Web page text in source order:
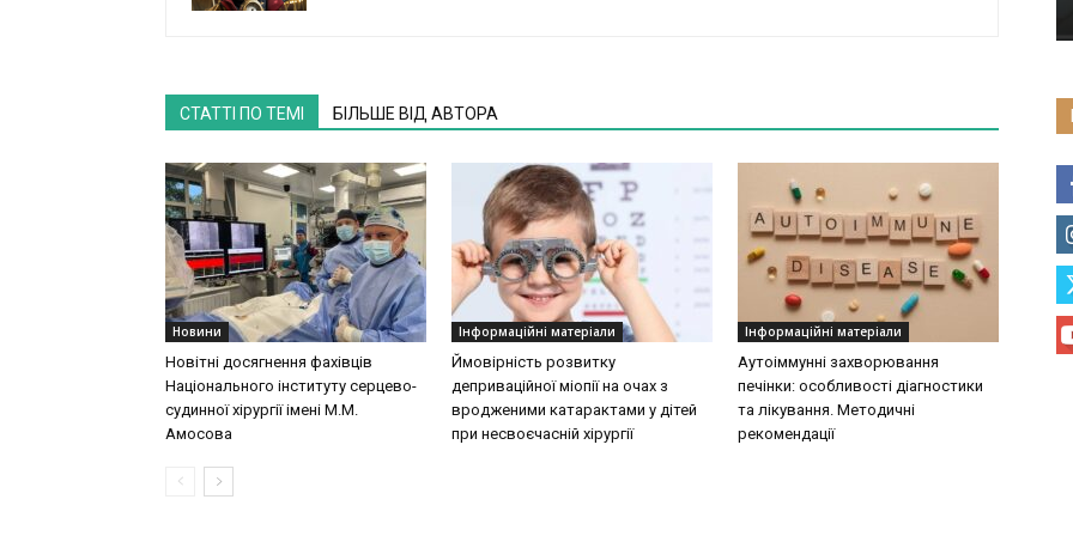
СТАТТІ ПО ТЕМІ БІЛЬШЕ ВІД АВТОРА
Новини
Новітні досягнення фахівців
Національного інституту серцево-
судинної хірургії імeні М.М.
Амосова
Інформаційні матеріали
Ймовірність розвитку
деприваційної міопії на очах з
вродженими катарактами у дітей
при несвоєчасній хірургії
Інформаційні матеріали
Аутоіммунні захворювання
печінки: особливості діагностики
та лікування. Методичні
рекомендації